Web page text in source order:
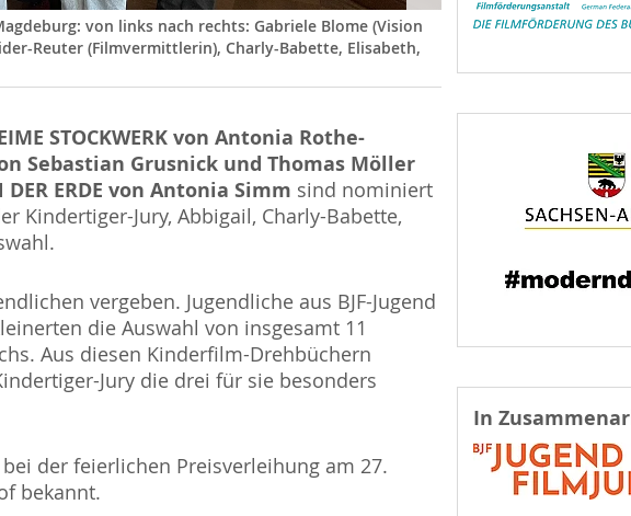
von links nach rechts: Gabriele Blome (Vision
Reuter (Filmvermittlerin), Charly-Babette, Elisabeth,
STOCKWERK von Antonia Rothe-
Sebastian Grusnick und Thomas Möller
DER ERDE von Antonia Simm sind nominiert
Kindertiger-Jury, Abbigail, Charly-Babette,
vergeben. Jugendliche aus BJF-Jugend
die Auswahl von insgesamt 11
Aus diesen Kinderfilm-Drehbüchern
Jury die drei für sie besonders
der feierlichen Preisverleihung am 27.
bekannt.
In